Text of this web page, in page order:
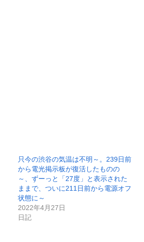
只今の渋谷の気温は不明～。239日前
から電光掲示板が復活したものの
～、ずーっと「27度」と表示された
ままで、ついに211日前から電源オフ
状態に～
2022年4月27日
日記